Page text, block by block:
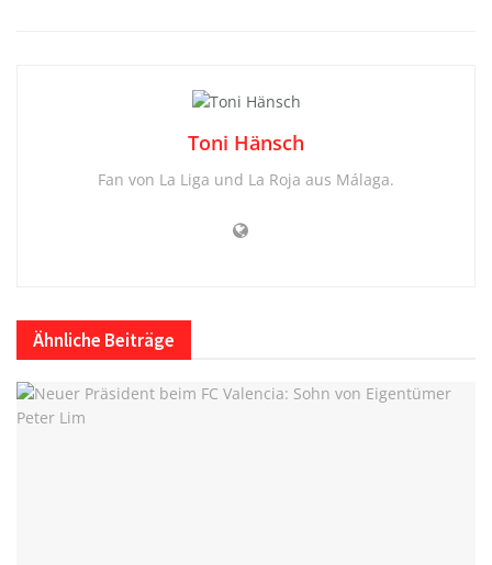
Toni Hänsch
Fan von La Liga und La Roja aus Málaga.
Ähnliche Beiträge